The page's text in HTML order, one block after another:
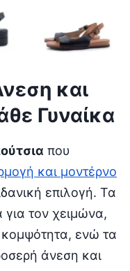
και
Γυναίκα
που
και μοντέρνο
επιλογή. Τα
για τον χειμώνα,
ενώ τα
άνεση και